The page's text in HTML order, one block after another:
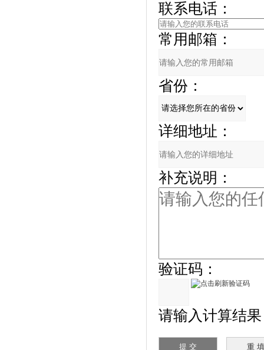
联系电话：
常用邮箱：
省份：
详细地址：
补充说明：
验证码：
请输入计算结果